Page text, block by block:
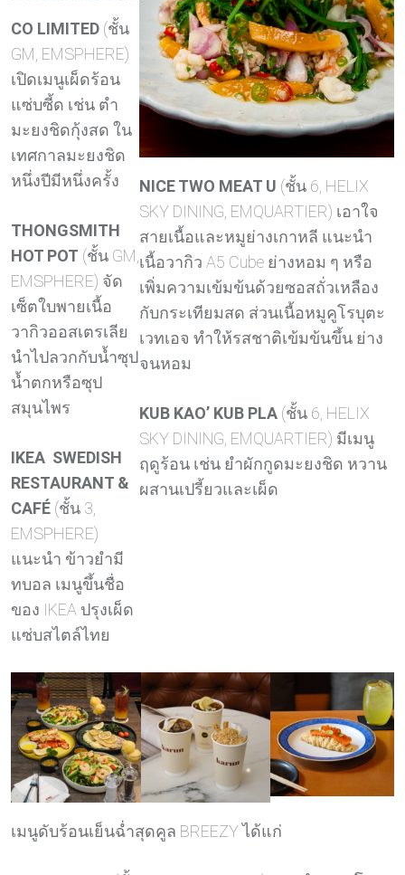
CO LIMITED (ชั้น
GM, EMSPHERE)
เปิดเมนูเผ็ดร้อน
แซ่บซี้ด เช่น ตำ
มะยงชิดกุ้งสด ใน
เทศกาลมะยงชิด
หนึ่งปีมีหนึ่งครั้ง
THONGSMITH
HOT POT (ชั้น GM,
EMSPHERE) จัด
เซ็ตใบพายเนื้อ
วากิวออสเตรเลีย
นำไปลวกกับน้ำซุป
น้ำตกหรือซุป
สมุนไพร
IKEA SWEDISH
RESTAURANT &
CAFÉ (ชั้น 3,
EMSPHERE)
แนะนำ ข้าวยำมี
ทบอล เมนูขึ้นชื่อ
ของ IKEA ปรุงเผ็ด
แซ่บสไตล์ไทย
NICE TWO MEAT U (ชั้น 6, HELIX
SKY DINING, EMQUARTIER) เอาใจ
สายเนื้อและหมูย่างเกาหลี แนะนำ
เนื้อวากิว A5 Cube ย่างหอม ๆ หรือ
เพิ่มความเข้มข้นด้วยซอสถั่วเหลือง
กับกระเทียมสด ส่วนเนื้อหมูคูโรบุตะ
เวทเอจ ทำให้รสชาติเข้มข้นขึ้น ย่าง
จนหอม
KUB KAO’ KUB PLA (ชั้น 6, HELIX
SKY DINING, EMQUARTIER) มีเมนู
ฤดูร้อน เช่น ยำผักกูดมะยงชิด หวาน
ผสานเปรี้ยวและเผ็ด
เมนูดับร้อนเย็นฉ่ำสุดคูล BREEZY ได้แก่